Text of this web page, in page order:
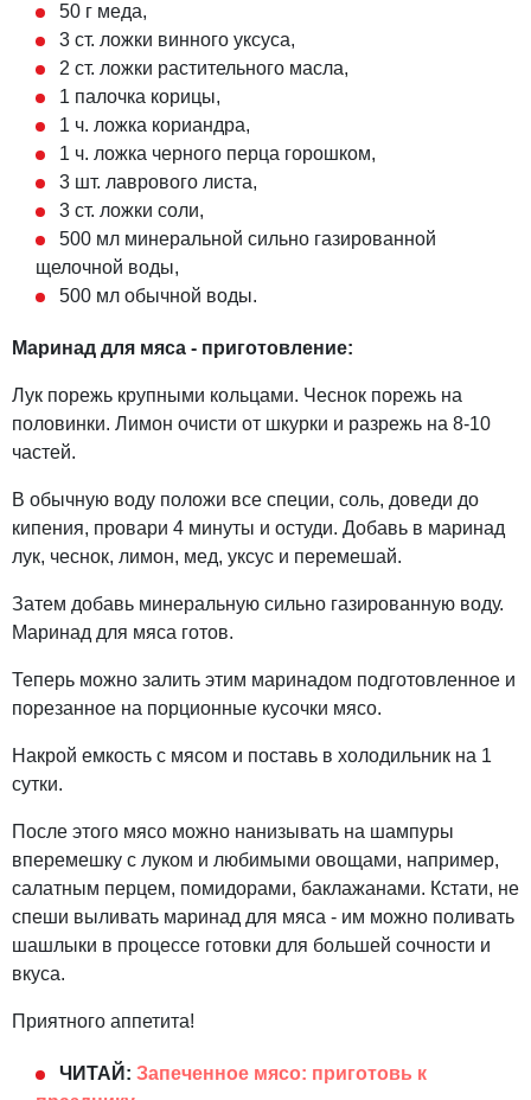
50 г меда,
3 ст. ложки винного уксуса,
2 ст. ложки растительного масла,
1 палочка корицы,
1 ч. ложка кориандра,
1 ч. ложка черного перца горошком,
3 шт. лаврового листа,
3 ст. ложки соли,
500 мл минеральной сильно газированной
щелочной воды,
500 мл обычной воды.
Маринад для мяса - приготовление:
Лук порежь крупными кольцами. Чеснок порежь на
половинки. Лимон очисти от шкурки и разрежь на 8-10
частей.
В обычную воду положи все специи, соль, доведи до
кипения, провари 4 минуты и остуди. Добавь в маринад
лук, чеснок, лимон, мед, уксус и перемешай.
Затем добавь минеральную сильно газированную воду.
Маринад для мяса готов.
Теперь можно залить этим маринадом подготовленное и
порезанное на порционные кусочки мясо.
Накрой емкость с мясом и поставь в холодильник на 1
сутки.
После этого мясо можно нанизывать на шампуры
вперемешку с луком и любимыми овощами, например,
салатным перцем, помидорами, баклажанами. Кстати, не
спеши выливать маринад для мяса - им можно поливать
шашлыки в процессе готовки для большей сочности и
вкуса.
Приятного аппетита!
ЧИТАЙ: Запеченное мясо: приготовь к